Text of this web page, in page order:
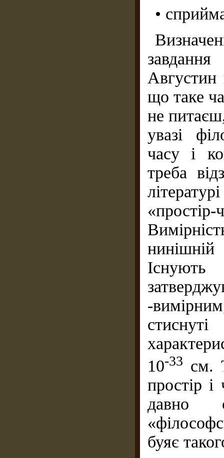
•
що таке
не
увазі
часу і
треба
-
10-33 см.
простір
давно
буяє